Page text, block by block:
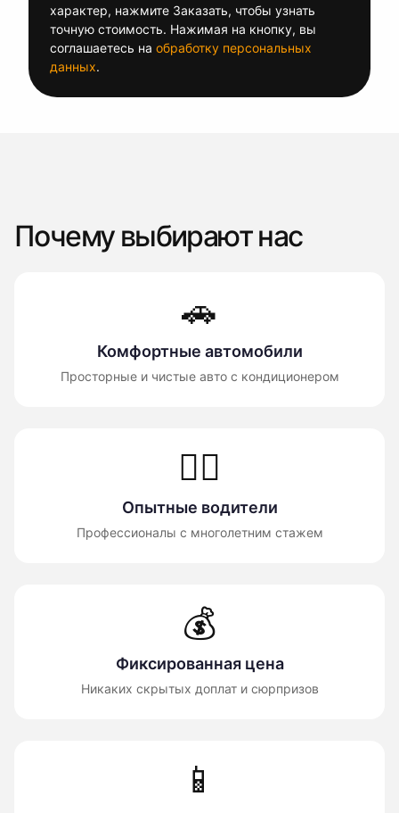
характер, нажмите Заказать, чтобы узнать
точную стоимость. Нажимая на кнопку, вы
соглашаетесь на обработку персональных
данных.
Почему выбирают нас
🚗
Комфортные автомобили
Просторные и чистые авто с кондиционером
👨‍✈️
Опытные водители
Профессионалы с многолетним стажем
💰
Фиксированная цена
Никаких скрытых доплат и сюрпризов
📱